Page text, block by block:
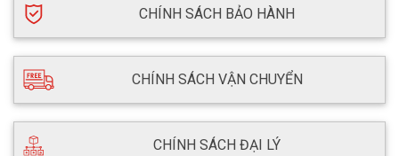
CHÍNH SÁCH BẢO HÀNH
CHÍNH SÁCH VẬN CHUYỂN
CHÍNH SÁCH ĐẠI LÝ